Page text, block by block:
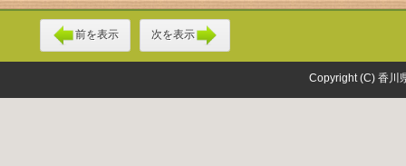
前を表示 次を表示
Copyright (C) 香川